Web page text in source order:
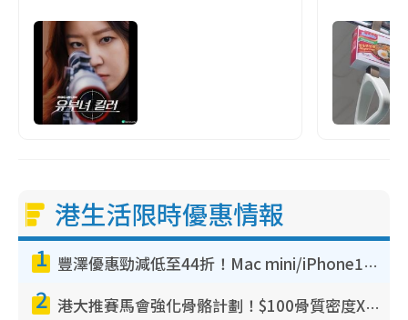
港生活限時優惠情報
1 豐澤優惠勁減低至44折！Mac mini/iPhone17Pro大減價！廚房家電$220起
2 港大推賽馬會強化骨骼計劃！$100骨質密度X光檢查 完成免費運動訓練送超市禮券！附參加資格